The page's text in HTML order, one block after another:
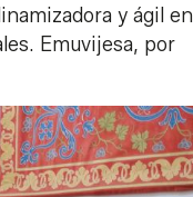
y ágil en
Emuvijesa, por